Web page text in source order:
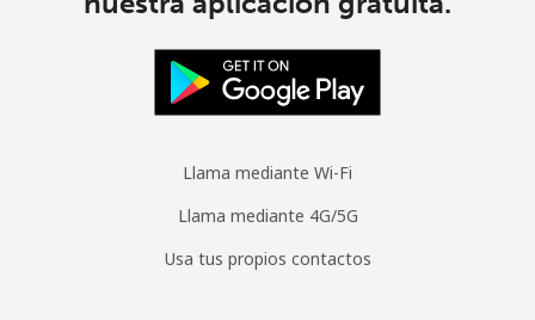
Llama mediante Wi-Fi
Llama mediante 4G/5G
Usa tus propios contactos